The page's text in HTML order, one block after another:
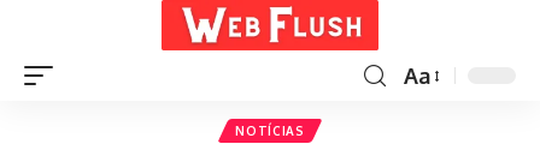
Aa
NOTÍCIAS